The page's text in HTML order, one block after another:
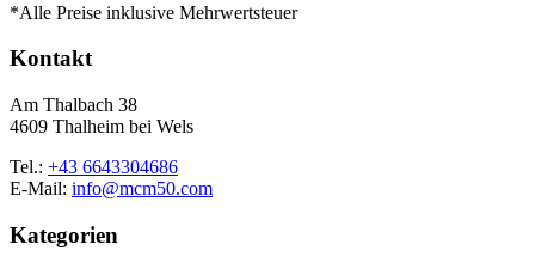
*Alle Preise inklusive Mehrwertsteuer
Kontakt
Am Thalbach 38
4609 Thalheim bei Wels
Tel.: +43 6643304686
E-Mail: info@mcm50.com
Kategorien